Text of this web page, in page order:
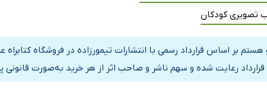
تصویری کودکان
بر اساس قرارداد رسمی با انتشارات تیمورزاده در فروشگاه
قرارداد رعایت شده و سهم ناشر و صاحب اثر از هر خرید به‌صورت